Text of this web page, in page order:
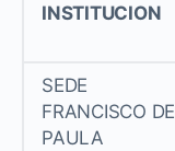
INSTITUCION
SEDE
FRANCISCO DE
PAULA